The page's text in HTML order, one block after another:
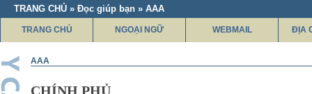
TRANG CHỦ » Đọc giúp bạn » AAA
TRANG CHỦ NGOẠI NGỮ WEBMAIL ĐỊA
AAA
CHÍNH PHỦ